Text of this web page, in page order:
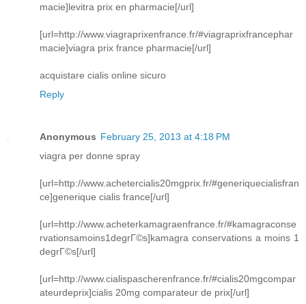
macie]levitra prix en pharmacie[/url]
[url=http://www.viagraprixenfrance.fr/#viagraprixfrancephar
macie]viagra prix france pharmacie[/url]
acquistare cialis online sicuro
Reply
Anonymous February 25, 2013 at 4:18 PM
viagra per donne spray
[url=http://www.achetercialis20mgprix.fr/#generiquecialisfran
ce]generique cialis france[/url]
[url=http://www.acheterkamagraenfrance.fr/#kamagraconse
rvationsamoins1degrГ©s]kamagra conservations a moins 1
degrГ©s[/url]
[url=http://www.cialispascherenfrance.fr/#cialis20mgcompar
ateurdeprix]cialis 20mg comparateur de prix[/url]